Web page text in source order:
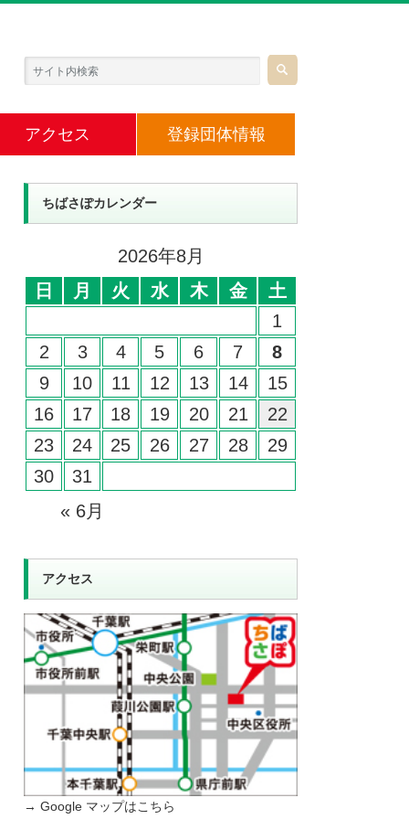
アクセス 登録団体情報
ちばさぽカレンダー
2026年8月
日
月 火 水 木 金 土
« 6月
1
2
3 4 5 6 7
8
9
10 11 12 13 14
15
16
17 18 19 20 21
22
23
24 25 26 27 28
29
30
31
アクセス
→ Google マップはこちら